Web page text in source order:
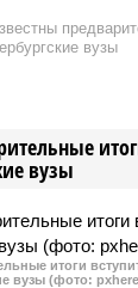
вузы
вузы
итоги
вузы (фото: